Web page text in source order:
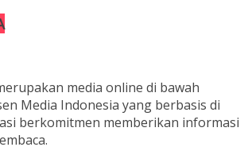
media online di bawah
Media Indonesia yang berbasis di
berkomitmen memberikan informasi